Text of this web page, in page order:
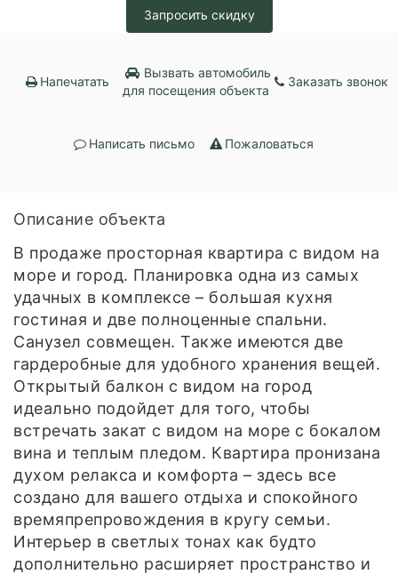
Запросить скидку
Напечатать
Вызвать автомобиль
для посещения объекта
Заказать звонок
Написать письмо Пожаловаться
Описание объекта
В продаже просторная квартира с видом на
море и город. Планировка одна из самых
удачных в комплексе – большая кухня
гостиная и две полноценные спальни.
Санузел совмещен. Также имеются две
гардеробные для удобного хранения вещей.
Открытый балкон с видом на город
идеально подойдет для того, чтобы
встречать закат с видом на море с бокалом
вина и теплым пледом. Квартира пронизана
духом релакса и комфорта – здесь все
создано для вашего отдыха и спокойного
времяпрепровождения в кругу семьи.
Интерьер в светлых тонах как будто
дополнительно расширяет пространство и